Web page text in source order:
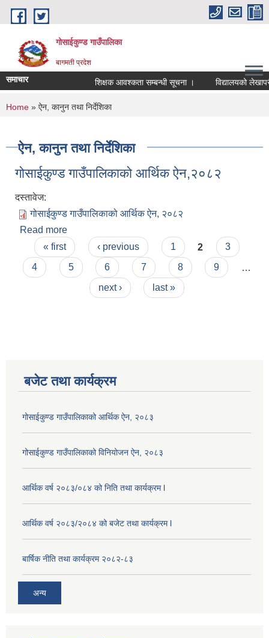
Skip to main content
गोसाईकुण्ड गाउँपालिका
बागमती प्रदेश
समाचार शिक्षक आवश्कता सम्बन्धी सूचना । विद्यालयको
You are here
Home » ऐन, कानुन तथा निर्देशिका
ऐन, कानुन तथा निर्देशिका
गोसाईकुण्ड गाउँपालिकाको आर्थिक ऐन,२०८२
दस्तावेज:
गोसाईकुण्ड गाउँपालिकाको आर्थिक ऐन, २०८२
Read more
Pages
« first ‹ previous 1 2
3
4
5 6 7 8 9
next ›
last »
बजेट तथा कार्यक्रम
गोसाईकुण्ड गाउँपालिकाको आर्थिक ऐन, २०८३
गोसाईकुण्ड गाउँपालिकाको विनियोजन ऐन, २०८३
आर्थिक वर्ष २०८३/०८४ को निति तथा कार्यक्रम l
आर्थिक वर्ष २०८३/२०८४ को बजेट तथा कार्यक्रम l
बार्षिक नीति तथा कार्यक्रम २०८२-८३
अन्य